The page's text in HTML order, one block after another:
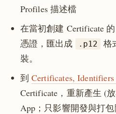
Profiles 描述檔
在當初創建 Certificate
憑證，匯出成
.p12
格
裝。
到 Certificates,
Certificate，重新產生 (
App；只影響開發與打